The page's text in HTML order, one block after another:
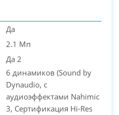
Да
2.1 Мп
Да 2
6 динамиков (Sound by
Dynaudio, с
аудиоэффектами Nahimic
3, Сертификация Hi-Res